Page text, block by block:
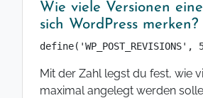
Wie viele Versionen
sich WordPress merken?
define('WP_POST_REVISIONS',
Mit der Zahl legst du fest, wie
maximal angelegt werden